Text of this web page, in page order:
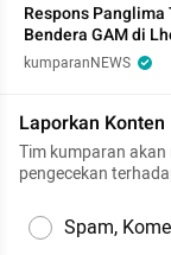
Respons
Bendera GAM di
kumparanNEWS
Laporkan Konten
Tim kumparan
pengecekan
Spam,